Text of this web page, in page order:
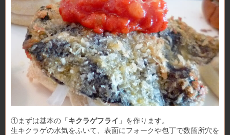
①まずは基本の「キクラゲフライ 」を作ります。
生キクラゲの水気をふいて、表面にフォークや包丁で数箇所穴を